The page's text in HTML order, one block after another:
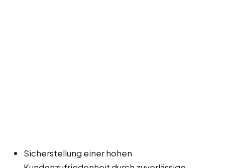
Sicherstellung einer hohen